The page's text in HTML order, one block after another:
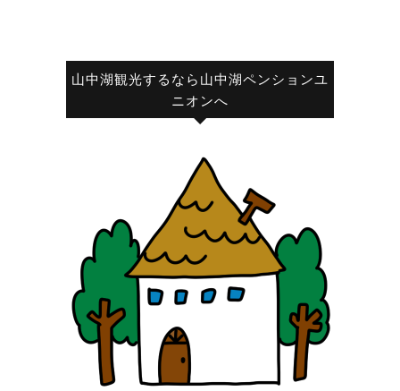
山中湖観光するなら山中湖ペンションユ
ニオンへ